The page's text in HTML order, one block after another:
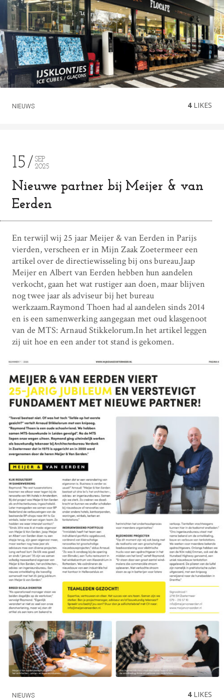
NIEUWS 4LIKES
15
SEP
2025
Nieuwe partner bij Meijer & van
Eerden
En terwijl wij 25 jaar Meijer & van Eerden in Parijs
vierden, verscheen er in Mijn Zaak Zoetermeer een
artikel over de directiewisseling bij ons bureau.Jaap
Meijer en Albert van Eerden hebben hun aandelen
verkocht, gaan het wat rustiger aan doen, maar blijven
nog twee jaar als adviseur bij het bureau
werkzaam.Raymond Thoen had al aandelen sinds 2014
en is een samenwerking aangegaan met oud klasgenoot
van de MTS: Arnaud Stikkelorum.In het artikel leggen
zij uit hoe en een ander tot stand is gekomen.
NIEUWS 4LIKES